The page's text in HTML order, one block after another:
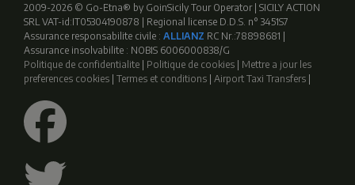
2009-2026 © Go-Etna® by GoinSicily Tour Operator | SICILY ACTION
SRL VAT-id:IT05304190878 | Regional license D.D.S. n° 3451S7
Assurance responsabilite civile : ALLIANZ RC Nr.:78898681 |
Assurance insolvabilite : NOBIS 6006000838/G
Politique de confidentialite
Politique de cookies
Mettre a jour les
preferences cookies Termes et conditions Airport Taxi Transfers